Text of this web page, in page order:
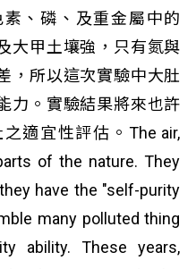
、磷、及重金屬中的
大甲土壤強，只有氮與
，所以這次實驗中大肚
力。實驗結果將來也許
適宜性評估。The air,
of the nature. They
have the "self-purity
many polluted thing
ability. These years,